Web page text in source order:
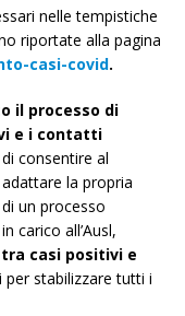
nelle tempistiche
riportate alla pagina
casi-covid.
il processo di
e i contatti
consentire al
la propria
un processo
carico all’Ausl,
casi positivi e
per stabilizzare tutti i